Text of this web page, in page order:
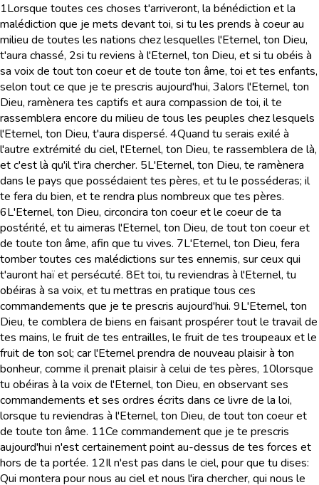
1Lorsque toutes ces choses t'arriveront, la bénédiction et la
malédiction que je mets devant toi, si tu les prends à coeur au
milieu de toutes les nations chez lesquelles l'Eternel, ton Dieu,
t'aura chassé, 2si tu reviens à l'Eternel, ton Dieu, et si tu obéis à
sa voix de tout ton coeur et de toute ton âme, toi et tes enfants,
selon tout ce que je te prescris aujourd'hui, 3alors l'Eternel, ton
Dieu, ramènera tes captifs et aura compassion de toi, il te
rassemblera encore du milieu de tous les peuples chez lesquels
l'Eternel, ton Dieu, t'aura dispersé. 4Quand tu serais exilé à
l'autre extrémité du ciel, l'Eternel, ton Dieu, te rassemblera de là,
et c'est là qu'il t'ira chercher. 5L'Eternel, ton Dieu, te ramènera
dans le pays que possédaient tes pères, et tu le posséderas; il
te fera du bien, et te rendra plus nombreux que tes pères.
6L'Eternel, ton Dieu, circoncira ton coeur et le coeur de ta
postérité, et tu aimeras l'Eternel, ton Dieu, de tout ton coeur et
de toute ton âme, afin que tu vives. 7L'Eternel, ton Dieu, fera
tomber toutes ces malédictions sur tes ennemis, sur ceux qui
t'auront haï et persécuté. 8Et toi, tu reviendras à l'Eternel, tu
obéiras à sa voix, et tu mettras en pratique tous ces
commandements que je te prescris aujourd'hui. 9L'Eternel, ton
Dieu, te comblera de biens en faisant prospérer tout le travail de
tes mains, le fruit de tes entrailles, le fruit de tes troupeaux et le
fruit de ton sol; car l'Eternel prendra de nouveau plaisir à ton
bonheur, comme il prenait plaisir à celui de tes pères, 10lorsque
tu obéiras à la voix de l'Eternel, ton Dieu, en observant ses
commandements et ses ordres écrits dans ce livre de la loi,
lorsque tu reviendras à l'Eternel, ton Dieu, de tout ton coeur et
de toute ton âme. 11Ce commandement que je te prescris
aujourd'hui n'est certainement point au-dessus de tes forces et
hors de ta portée. 12Il n'est pas dans le ciel, pour que tu dises:
Qui montera pour nous au ciel et nous l'ira chercher, qui nous le